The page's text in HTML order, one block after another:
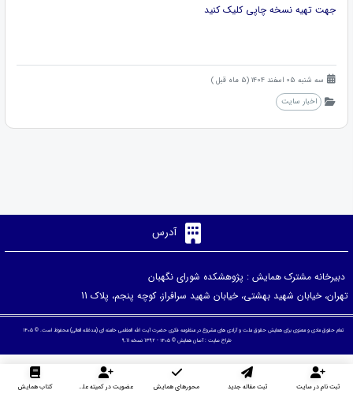
جهت تهیه نسخه چاپی کلیک کنید
سه شنبه 05 اسفند 1404 (5 ماه قبل )
اخبار سایت
آدرس
دبیرخانه مشترک همایش : پژوهشکده شورای نگهبان
تهران، خیابان شهید بهشتی، خیابان شهید سرافراز، کوچه پنجم، پلاک 11
تمام حقوق مادی و معنوی برای همایش حقوق ملت و آزادی های مشروع در منظومه فکری حضرت آیت الله العظمی خامنه ای (مدظله العالی) محفوظ است. © ۱۴۰۵
طراح سایت :آسان همایش © ۱۴۰۵ - 1392 نسخه 9.11
ثبت نام در سایت ثبت مقاله جدید محورهای همایش عضویت در کمیته علمی داوران کتاب همایش